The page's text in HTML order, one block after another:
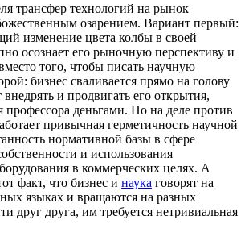
трансфер технологий на рынок
озарением. Вариант первый:
изменение цвета колбы в своей
осознает его рыночную перспективу и
того, чтобы писать научную
бизнес сваливается прямо на голову
и продвигать его открытия,
профессора деньгами. Но на деле против
привычная герметичность научной
нормативной базы в сфере
и использования
в коммерческих целях. А
факт, что бизнес и наука говорят на
языках и вращаются на разных
друг друга, им требуется нетривиальная